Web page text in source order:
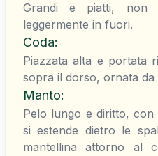
Grandi e piatti, non
leggermente in fuori.
Coda:
Piazzata alta e portata
sopra il dorso, ornata
Manto:
Pelo lungo e diritto,
si estende dietro le
mantellina attorno al